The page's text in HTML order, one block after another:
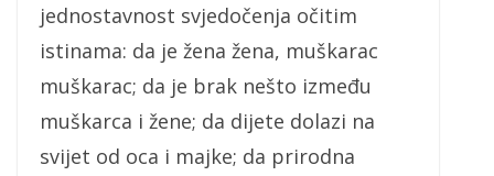
jednostavnost svjedočenja očitim
istinama: da je žena žena, muškarac
muškarac; da je brak nešto između
muškarca i žene; da dijete dolazi na
svijet od oca i majke; da prirodna